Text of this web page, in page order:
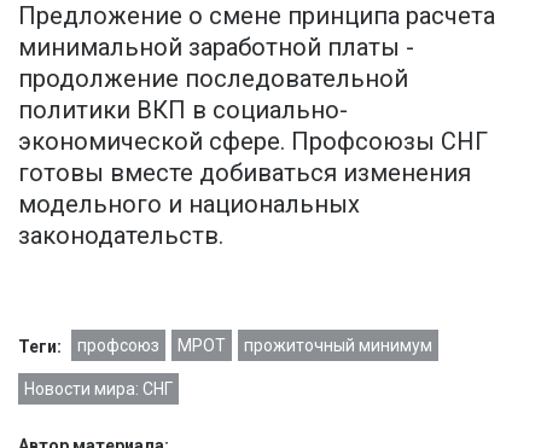
Предложение о смене принципа расчета
минимальной заработной платы -
продолжение последовательной
политики ВКП в социально-
экономической сфере. Профсоюзы СНГ
готовы вместе добиваться изменения
модельного и национальных
законодательств.
Теги: профсоюз МРОТ прожиточный минимум
Новости мира: СНГ